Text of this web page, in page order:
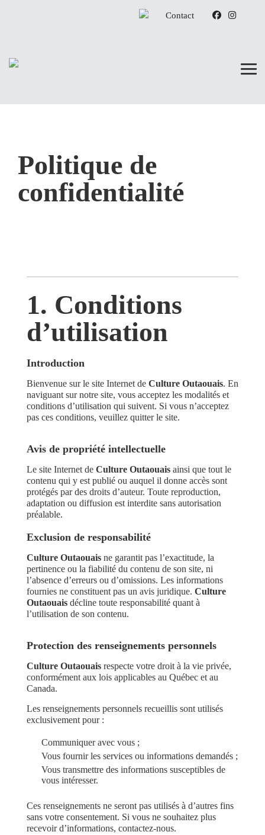
Contact
Politique de
confidentialité
1. Conditions
d’utilisation
Introduction
Bienvenue sur le site Internet de Culture Outaouais. En
naviguant sur notre site, vous acceptez les modalités et
conditions d’utilisation qui suivent. Si vous n’acceptez
pas ces conditions, veuillez quitter le site.
Avis de propriété intellectuelle
Le site Internet de Culture Outaouais ainsi que tout le
contenu qui y est publié ou auquel il donne accès sont
protégés par des droits d’auteur. Toute reproduction,
adaptation ou diffusion est interdite sans autorisation
préalable.
Exclusion de responsabilité
Culture Outaouais ne garantit pas l’exactitude, la
pertinence ou la fiabilité du contenu de son site, ni
l’absence d’erreurs ou d’omissions. Les informations
fournies ne constituent pas un avis juridique. Culture
Outaouais décline toute responsabilité quant à
l’utilisation de son contenu.
Protection des renseignements personnels
Culture Outaouais respecte votre droit à la vie privée,
conformément aux lois applicables au Québec et au
Canada.
Les renseignements personnels recueillis sont utilisés
exclusivement pour :
Communiquer avec vous ;
Vous fournir les services ou informations demandés ;
Vous transmettre des informations susceptibles de
vous intéresser.
Ces renseignements ne seront pas utilisés à d’autres fins
sans votre consentement. Si vous ne souhaitez plus
recevoir d’informations, contactez-nous.